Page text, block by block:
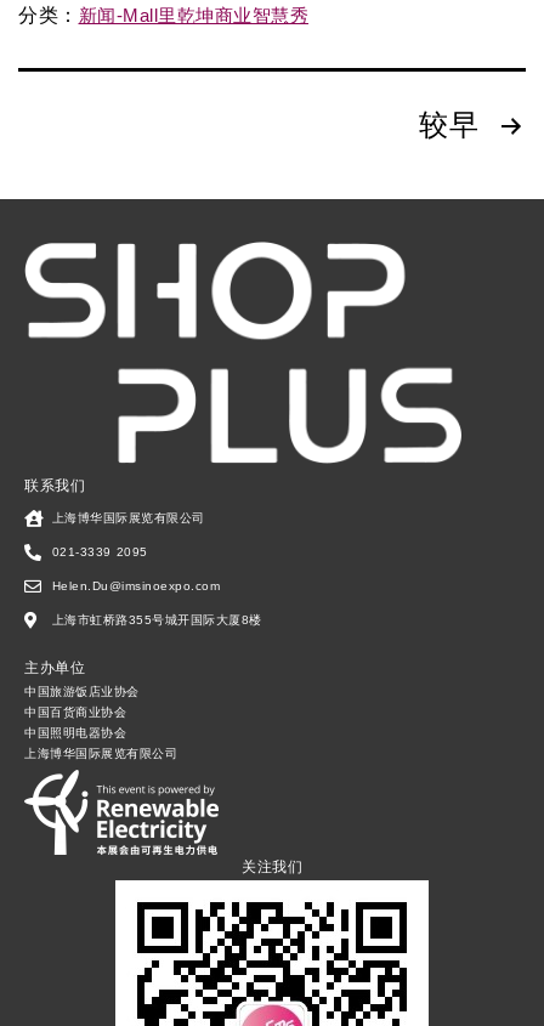
分类： 新闻-Mall里乾坤商业智慧秀
较早
联系我们
上海博华国际展览有限公司
021-3339 2095
Helen.Du@imsinoexpo.com
上海市虹桥路355号城开国际大厦8楼
主办单位
中国旅游饭店业协会
中国百货商业协会
中国照明电器协会
上海博华国际展览有限公司
关注我们